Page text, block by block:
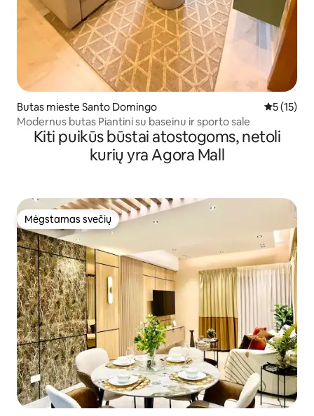
Butas mieste Santo Domingo Vidutinis
5 (15)
Modernus butas Piantini su baseinu ir sporto sale
Kiti puikūs būstai atostogoms, netoli
kurių yra Agora Mall
Mėgstamas svečių
Mėgstamas svečių